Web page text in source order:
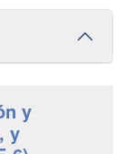
y
y